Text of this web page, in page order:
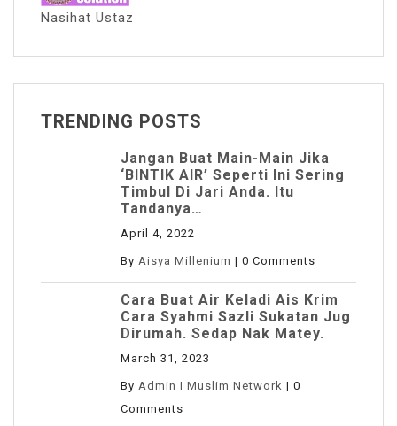
Nasihat Ustaz
TRENDING POSTS
Jangan Buat Main-Main Jika
‘BINTIK AIR’ Seperti Ini Sering
Timbul Di Jari Anda. Itu
Tandanya…
April 4, 2022
By Aisya Millenium | 0 Comments
Cara Buat Air Keladi Ais Krim
Cara Syahmi Sazli Sukatan Jug
Dirumah. Sedap Nak Matey.
March 31, 2023
By Admin I Muslim Network | 0
Comments